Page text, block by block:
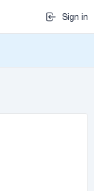
Sign in